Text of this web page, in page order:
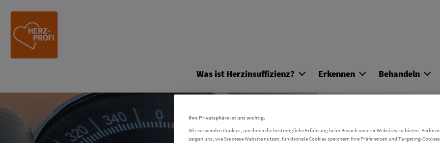
Site Logo
Was ist Herzinsuffizienz? Erkennen Behandeln
Ihre Privatsphäre ist uns wichtig.
Wir verwenden Cookies, um Ihnen die bestmögliche Erfahrung beim Besuch unserer Websites zu bieten:
zeigen uns, wie Sie diese Website nutzen, funktionale Cookies speichern Ihre Präferenzen und Targeting-